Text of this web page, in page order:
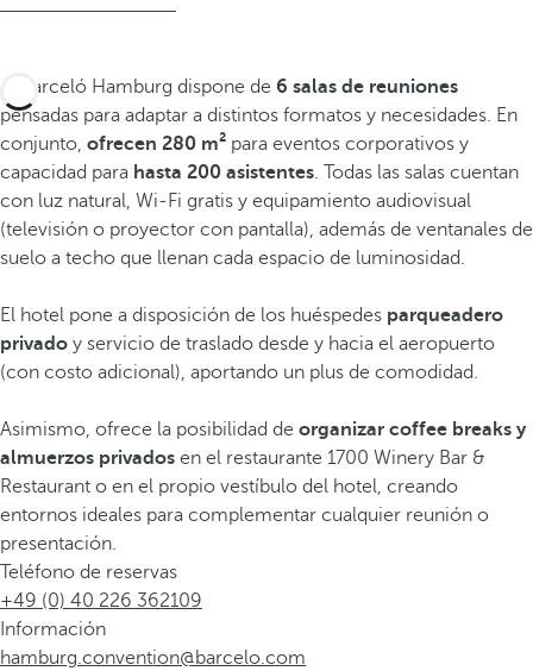
El Barceló Hamburg dispone de 6 salas de reuniones
pensadas para adaptar a distintos formatos y necesidades. En
conjunto, ofrecen 280 m² para eventos corporativos y
capacidad para hasta 200 asistentes. Todas las salas cuentan
con luz natural, Wi‑Fi gratis y equipamiento audiovisual
(televisión o proyector con pantalla), además de ventanales de
suelo a techo que llenan cada espacio de luminosidad.
El hotel pone a disposición de los huéspedes parqueadero
privado y servicio de traslado desde y hacia el aeropuerto
(con costo adicional), aportando un plus de comodidad.
Asimismo, ofrece la posibilidad de organizar coffee breaks y
almuerzos privados en el restaurante 1700 Winery Bar &
Restaurant o en el propio vestíbulo del hotel, creando
entornos ideales para complementar cualquier reunión o
presentación.
Teléfono de reservas
+49 (0) 40 226 362109
Información
hamburg.convention@barcelo.com